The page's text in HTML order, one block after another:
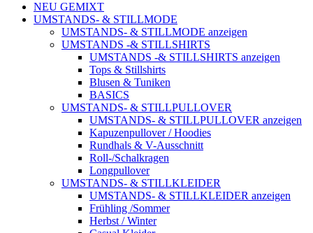
NEU GEMIXT
UMSTANDS- & STILLMODE
UMSTANDS- & STILLMODE anzeigen
UMSTANDS -& STILLSHIRTS
UMSTANDS -& STILLSHIRTS anzeigen
Tops & Stillshirts
Blusen & Tuniken
BASICS
UMSTANDS- & STILLPULLOVER
UMSTANDS- & STILLPULLOVER anzeigen
Kapuzenpullover / Hoodies
Rundhals & V-Ausschnitt
Roll-/Schalkragen
Longpullover
UMSTANDS- & STILLKLEIDER
UMSTANDS- & STILLKLEIDER anzeigen
Frühling /Sommer
Herbst / Winter